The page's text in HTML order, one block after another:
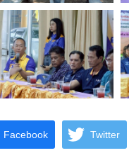
Facebook Twitter